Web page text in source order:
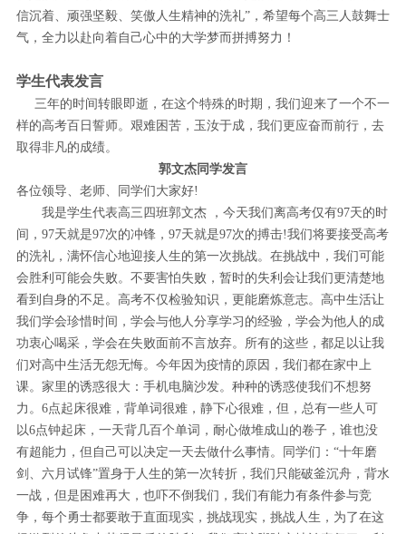
信沉着、顽强坚毅、笑傲人生精神的洗礼”，希望每个高三人鼓舞士
气，全力以赴向着自己心中的大学梦而拼搏努力！
学生代表发言
三年的时间转眼即逝，在这个特殊的时期，我们迎来了一个不一
样的高考百日誓师。艰难困苦，玉汝于成，我们更应奋而前行，去
取得非凡的成绩。
郭文杰同学发言
各位领导、老师、同学们大家好!
我是学生代表高三四班郭文杰 ，今天我们离高考仅有97天的时
间，97天就是97次的冲锋，97天就是97次的搏击!我们将要接受高考
的洗礼，满怀信心地迎接人生的第一次挑战。在挑战中，我们可能
会胜利可能会失败。不要害怕失败，暂时的失利会让我们更清楚地
看到自身的不足。高考不仅检验知识，更能磨炼意志。高中生活让
我们学会珍惜时间，学会与他人分享学习的经验，学会为他人的成
功衷心喝采，学会在失败面前不言放弃。所有的这些，都足以让我
们对高中生活无怨无悔。今年因为疫情的原因，我们都在家中上
课。家里的诱惑很大：手机电脑沙发。种种的诱惑使我们不想努
力。6点起床很难，背单词很难，静下心很难，但，总有一些人可
以6点钟起床，一天背几百个单词，耐心做堆成山的卷子，谁也没
有超能力，但自己可以决定一天去做什么事情。同学们：“十年磨
剑、六月试锋”置身于人生的第一次转折，我们只能破釜沉舟，背水
一战，但是困难再大，也吓不倒我们，我们有能力有条件参与竞
争，每个勇士都要敢于直面现实，挑战现实，挑战人生，为了在这